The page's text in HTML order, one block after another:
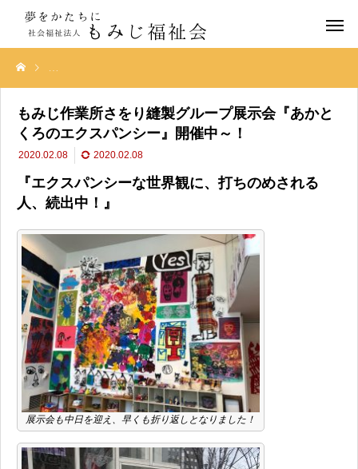
もみじ作業所さをり縫製グループ展示会『あかとくろのエクスパンシー
もみじ作業所さをり縫製グループ展示会『あかと
くろのエクスパンシー』開催中～！
2020.02.08 2020.02.08
『エクスパンシーな世界観に、打ちのめされる
人、続出中！』
展示会も中日を迎え、早くも折り返しとなりました！